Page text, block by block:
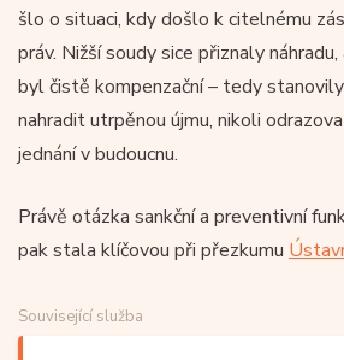
šlo o situaci, kdy došlo k citelnému
práv. Nižší soudy sice přiznaly
byl čistě kompenzační – tedy
nahradit utrpěnou újmu, nikoli
jednání v budoucnu.
Právě otázka sankční a preventivní
pak stala klíčovou při přezkumu
Související služba